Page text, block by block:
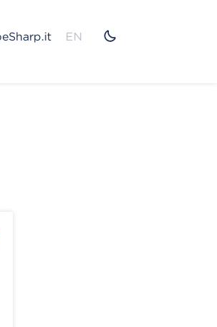
EN